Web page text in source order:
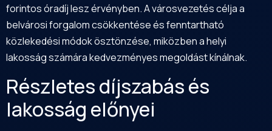
forintos óradíj lesz érvényben. A városvezetés célja a
belvárosi forgalom csökkentése és fenntartható
közlekedési módok ösztönzése, miközben a helyi
lakosság számára kedvezményes megoldást kínálnak.
Részletes díjszabás és
lakosság előnyei